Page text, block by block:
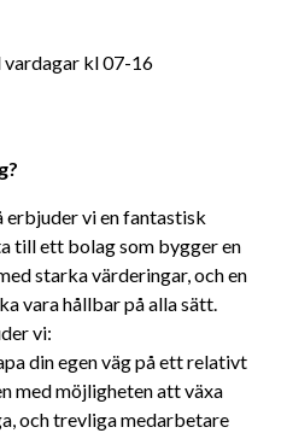
kl 07-16
erbjuder vi en fantastisk
till ett bolag som bygger en
starka värderingar, och en
vara hållbar på alla sätt.
vi:
din egen väg på ett relativt
med möjligheten att växa
och trevliga medarbetare